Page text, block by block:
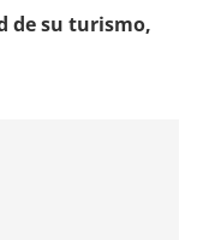
de su turismo,